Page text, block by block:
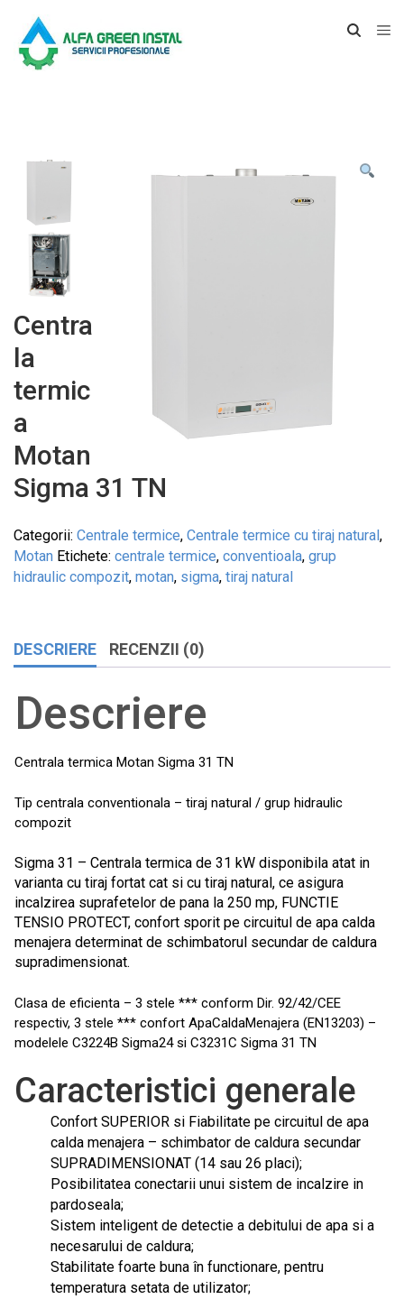
Centra
la
termic
a
Motan
Sigma 31 TN
Categorii: Centrale termice, Centrale termice cu tiraj natural,
Motan Etichete: centrale termice, conventioala, grup
hidraulic compozit, motan, sigma, tiraj natural
DESCRIERE RECENZII (0)
Descriere
Centrala termica Motan Sigma 31 TN
Tip centrala conventionala – tiraj natural / grup hidraulic
compozit
Sigma 31 – Centrala termica de 31 kW disponibila atat in
varianta cu tiraj fortat cat si cu tiraj natural, ce asigura
incalzirea suprafetelor de pana la 250 mp, FUNCTIE
TENSIO PROTECT, confort sporit pe circuitul de apa calda
menajera determinat de schimbatorul secundar de caldura
supradimensionat.
Clasa de eficienta – 3 stele *** conform Dir. 92/42/CEE
respectiv, 3 stele *** confort ApaCaldaMenajera (EN13203) –
modelele C3224B Sigma24 si C3231C Sigma 31 TN
Caracteristici generale
Confort SUPERIOR si Fiabilitate pe circuitul de apa
calda menajera – schimbator de caldura secundar
SUPRADIMENSIONAT (14 sau 26 placi);
Posibilitatea conectarii unui sistem de incalzire in
pardoseala;
Sistem inteligent de detectie a debitului de apa si a
necesarului de caldura;
Stabilitate foarte buna în functionare, pentru
temperatura setata de utilizator;